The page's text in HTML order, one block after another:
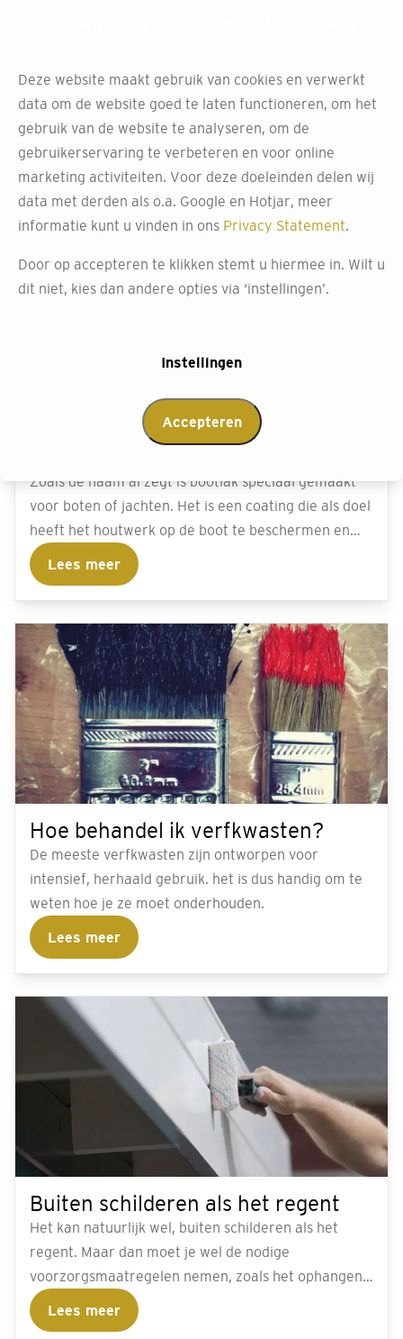
unieke en stijlvolle ruimte. Neem contact met ons op of
bezoek onze winkel voor meer informatie en inspiratie.
Relevante artikelen
Zoals de naam al zegt is bootlak speciaal gemaakt
voor boten of jachten. Het is een coating die als doel
heeft het houtwerk op de boot te beschermen en
glanzend te houden.
Lees meer
Hoe behandel ik verfkwasten?
De meeste verfkwasten zijn ontworpen voor
intensief, herhaald gebruik. het is dus handig om te
weten hoe je ze moet onderhouden.
Lees meer
Buiten schilderen als het regent
Het kan natuurlijk wel, buiten schilderen als het
regent. Maar dan moet je wel de nodige
voorzorgsmaatregelen nemen, zoals het ophangen
van een zeil, zodat het schilderwerk niet nat kan
worden.
Lees meer
Deze website maakt gebruik van cookies en verwerkt
data om de website goed te laten functioneren, om het
gebruik van de website te analyseren, om de
gebruikerservaring te verbeteren en voor online
marketing activiteiten. Voor deze doeleinden delen wij
data met derden als o.a. Google en Hotjar, meer
informatie kunt u vinden in ons Privacy Statement
Door op accepteren te klikken stemt u hiermee in. Wilt u
dit niet, kies dan andere opties via ‘instellingen’.
Instellingen
Accepteren